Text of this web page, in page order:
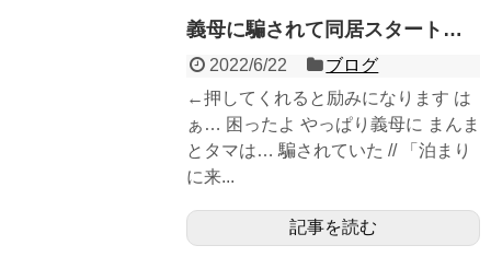
義母に騙されて同居スタート…
2022/6/22
ブログ
←押してくれると励みになります は
ぁ… 困ったよ やっぱり義母に まんま
とタマは… 騙されていた // 「泊まり
に来...
記事を読む